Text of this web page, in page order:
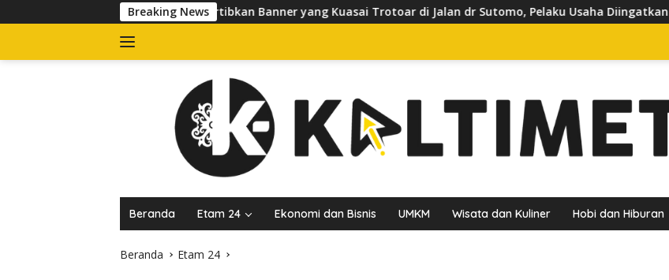
ke
Breaking News
Satpol PP Tertibkan Banner yang Kuasai Trotoar di Jalan dr Sutomo, Pelaku Usaha Diingatkan Hormati Hak Pejalan Kaki
Beranda Etam 24 Ekonomi dan Bisnis UMKM Wisata dan Kuliner Hobi dan Hiburan
Beranda Etam 24